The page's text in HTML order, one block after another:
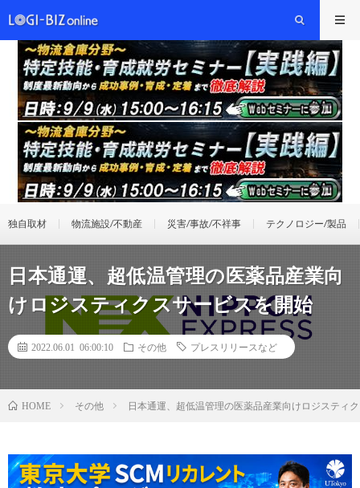
独自取材 物流施設/不動産 災害/事故/不祥事 テクノロジー/製品
日本通運、超低温管理の医薬品産業向
けロジスティクスサービスを開始
2022.06.01 06:00:10 その他 プレスリリースなど
HOME その他 日本通運、超低温管理の医薬品産業向けロジスティ